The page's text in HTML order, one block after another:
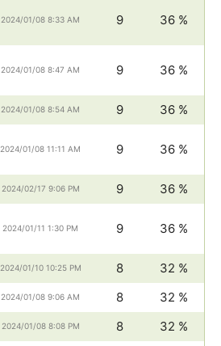
2024/01/08 8:33 AM 9 36 %
2024/01/08 8:47 AM 9 36 %
2024/01/08 8:54 AM 9 36 %
2024/01/08 11:11 AM 9 36 %
2024/02/17 9:06 PM 9 36 %
2024/01/11 1:30 PM 9 36 %
2024/01/10 10:25 PM 8
32 %
2024/01/08 9:06 AM 8
32 %
2024/01/08 8:08 PM 8 32 %